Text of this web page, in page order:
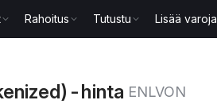
Rahoitus Tutustu Lisää varoja
hinta ENLVON